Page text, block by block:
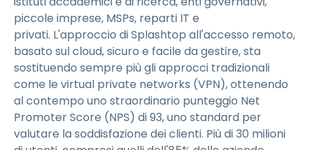
piccole imprese, MSPs, reparti IT e
privati. L'approccio di Splashtop all'accesso remoto,
basato sul cloud, sicuro e facile da gestire, sta
sostituendo sempre più gli approcci tradizionali
come le virtual private networks (VPN), ottenendo
al contempo uno straordinario punteggio Net
Promoter Score (NPS) di 93, uno standard per
valutare la soddisfazione dei clienti. Più di 30 milioni